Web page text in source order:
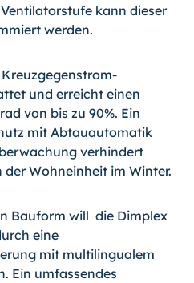
kann dieser
werden.
und erreicht einen
von bis zu 90%. Ein
mit Abtauautomatik
verhindert
Wohneinheit im Winter.
Bauform will die Dimplex
eine
mit multilingualem
Ein umfassendes